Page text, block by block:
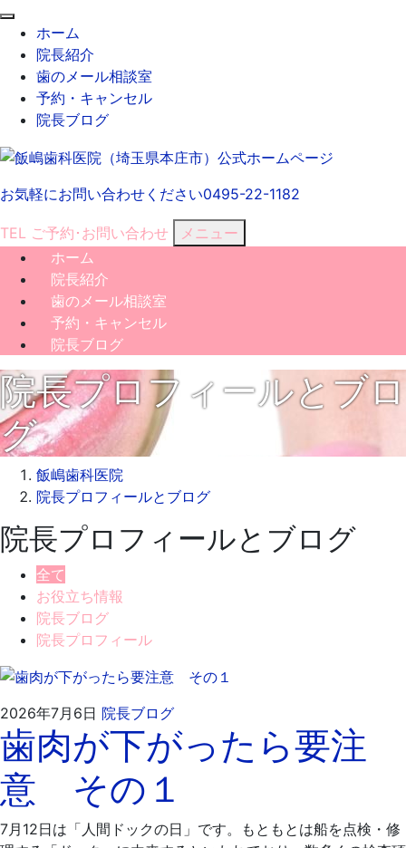
ホーム
院長紹介
歯のメール相談室
予約・キャンセル
院長ブログ
お気軽にお問い合わせください0495-22-1182
TEL ご予約･ お問い合わせ
メニュー
ホーム
院長紹介
歯のメール相談室
予約・キャンセル
院長ブログ
院長プロフィールとブロ
グ
飯嶋歯科医院
院長プロフィールとブログ
院長プロフィールとブログ
全て
お役立ち情報
院長ブログ
院長プロフィール
2026年7月6日 院長ブログ2026
年
7
9
日
飯
嶋
歯
医
院
歯肉が下がったら要注
意 その１
7月12日は「人間ドックの日」です。もともとは船を点検・修